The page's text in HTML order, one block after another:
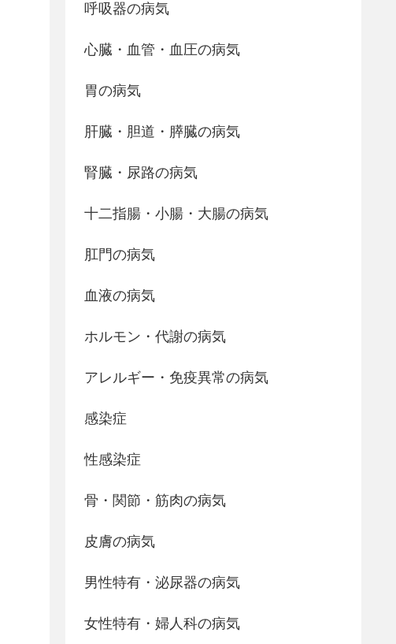
呼吸器の病気
心臓・血管・血圧の病気
胃の病気
肝臓・胆道・膵臓の病気
腎臓・尿路の病気
十二指腸・小腸・大腸の病気
肛門の病気
血液の病気
ホルモン・代謝の病気
アレルギー・免疫異常の病気
感染症
性感染症
骨・関節・筋肉の病気
皮膚の病気
男性特有・泌尿器の病気
女性特有・婦人科の病気